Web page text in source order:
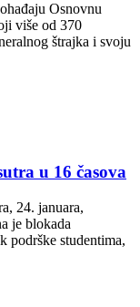
Osnovnu
više od 370
štrajka i svoju
u 16 časova
24. januara,
je blokada
podrške studentima,